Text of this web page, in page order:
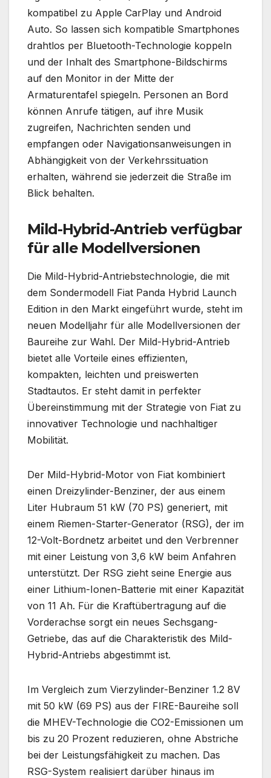
kompatibel zu Apple CarPlay und Android
Auto. So lassen sich kompatible Smartphones
drahtlos per Bluetooth-Technologie koppeln
und der Inhalt des Smartphone-Bildschirms
auf den Monitor in der Mitte der
Armaturentafel spiegeln. Personen an Bord
können Anrufe tätigen, auf ihre Musik
zugreifen, Nachrichten senden und
empfangen oder Navigationsanweisungen in
Abhängigkeit von der Verkehrssituation
erhalten, während sie jederzeit die Straße im
Blick behalten.
Mild-Hybrid-Antrieb verfügbar
für alle Modellversionen
Die Mild-Hybrid-Antriebstechnologie, die mit
dem Sondermodell Fiat Panda Hybrid Launch
Edition in den Markt eingeführt wurde, steht im
neuen Modelljahr für alle Modellversionen der
Baureihe zur Wahl. Der Mild-Hybrid-Antrieb
bietet alle Vorteile eines effizienten,
kompakten, leichten und preiswerten
Stadtautos. Er steht damit in perfekter
Übereinstimmung mit der Strategie von Fiat zu
innovativer Technologie und nachhaltiger
Mobilität.
Der Mild-Hybrid-Motor von Fiat kombiniert
einen Dreizylinder-Benziner, der aus einem
Liter Hubraum 51 kW (70 PS) generiert, mit
einem Riemen-Starter-Generator (RSG), der im
12-Volt-Bordnetz arbeitet und den Verbrenner
mit einer Leistung von 3,6 kW beim Anfahren
unterstützt. Der RSG zieht seine Energie aus
einer Lithium-Ionen-Batterie mit einer Kapazität
von 11 Ah. Für die Kraftübertragung auf die
Vorderachse sorgt ein neues Sechsgang-
Getriebe, das auf die Charakteristik des Mild-
Hybrid-Antriebs abgestimmt ist.
Im Vergleich zum Vierzylinder-Benziner 1.2 8V
mit 50 kW (69 PS) aus der FIRE-Baureihe soll
die MHEV-Technologie die CO2-Emissionen um
bis zu 20 Prozent reduzieren, ohne Abstriche
bei der Leistungsfähigkeit zu machen. Das
RSG-System realisiert darüber hinaus im